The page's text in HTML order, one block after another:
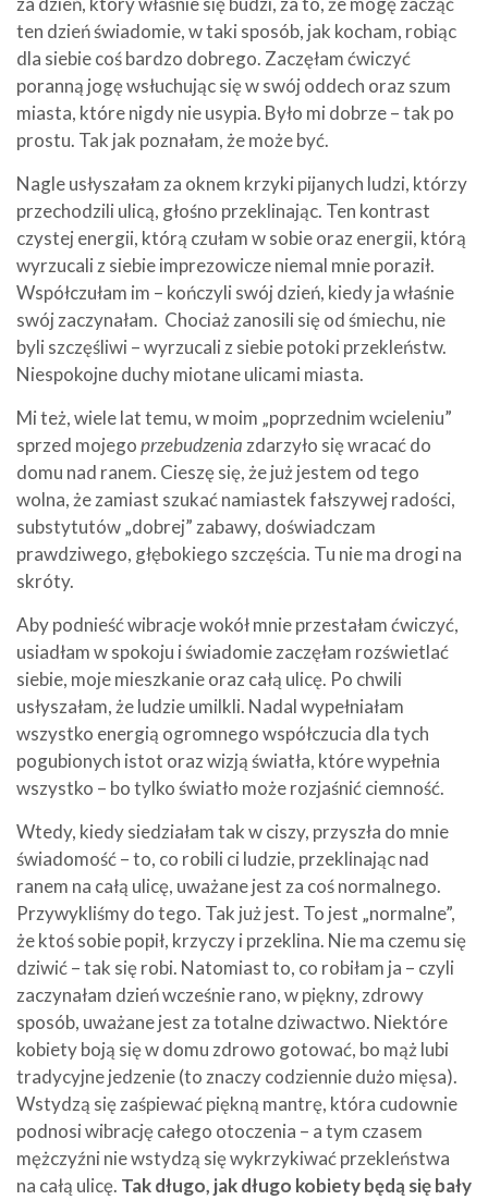
ten dzień świadomie, w taki sposób, jak kocham, robiąc
dla siebie coś bardzo dobrego. Zaczęłam ćwiczyć
poranną jogę wsłuchując się w swój oddech oraz szum
miasta, które nigdy nie usypia. Było mi dobrze – tak po
prostu. Tak jak poznałam, że może być.
Nagle usłyszałam za oknem krzyki pijanych ludzi, którzy
przechodzili ulicą, głośno przeklinając. Ten kontrast
czystej energii, którą czułam w sobie oraz energii, którą
wyrzucali z siebie imprezowicze niemal mnie poraził.
Współczułam im – kończyli swój dzień, kiedy ja właśnie
swój zaczynałam. Chociaż zanosili się od śmiechu, nie
byli szczęśliwi – wyrzucali z siebie potoki przekleństw.
Niespokojne duchy miotane ulicami miasta.
Mi też, wiele lat temu, w moim „poprzednim wcieleniu”
sprzed mojegoprzebudzeniazdarzyło się wracać do
domu nad ranem. Cieszę się, że już jestem od tego
wolna, że zamiast szukać namiastek fałszywej radości,
substytutów „dobrej” zabawy, doświadczam
prawdziwego, głębokiego szczęścia. Tu nie ma drogi na
skróty.
Aby podnieść wibracje wokół mnie przestałam ćwiczyć,
usiadłam w spokoju i świadomie zaczęłam rozświetlać
siebie, moje mieszkanie oraz całą ulicę. Po chwili
usłyszałam, że ludzie umilkli. Nadal wypełniałam
wszystko energią ogromnego współczucia dla tych
pogubionych istot oraz wizją światła, które wypełnia
wszystko – bo tylko światło może rozjaśnić ciemność.
Wtedy, kiedy siedziałam tak w ciszy, przyszła do mnie
świadomość – to, co robili ci ludzie, przeklinając nad
ranem na całą ulicę, uważane jest za coś normalnego.
Przywykliśmy do tego. Tak już jest. To jest „normalne”,
że ktoś sobie popił, krzyczy i przeklina. Nie ma czemu się
dziwić – tak się robi. Natomiast to, co robiłam ja – czyli
zaczynałam dzień wcześnie rano, w piękny, zdrowy
sposób, uważane jest za totalne dziwactwo. Niektóre
kobiety boją się w domu zdrowo gotować, bo mąż lubi
tradycyjne jedzenie (to znaczy codziennie dużo mięsa).
Wstydzą się zaśpiewać piękną mantrę, która cudownie
podnosi wibrację całego otoczenia – a tym czasem
mężczyźni nie wstydzą się wykrzykiwać przekleństwa
na całą ulicę. Tak długo, jak długo kobiety będą się bały